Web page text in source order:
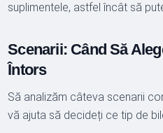
suplimentele, astfel încât să
Scenarii: Când Să
Întors
Să analizăm câteva scenarii
vă ajuta să decideți ce tip de